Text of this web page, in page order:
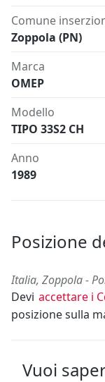
Comune
Zoppola (PN)
Marca
OMEP
Modello
TIPO 33S2 CH
Anno
1989
Posizione
Italia, Zoppola -
Devi accettare i
posizione sulla
Vuoi